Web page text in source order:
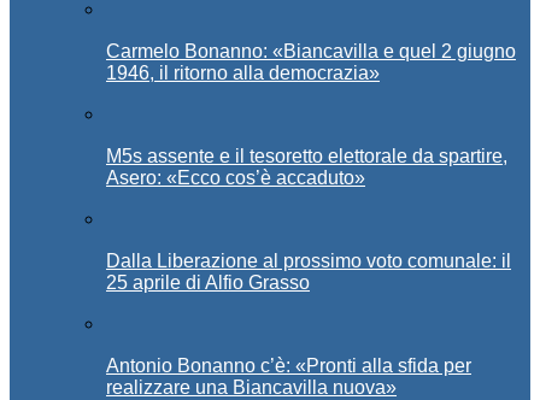
Carmelo Bonanno: «Biancavilla e quel 2 giugno
1946, il ritorno alla democrazia»
M5s assente e il tesoretto elettorale da spartire,
Asero: «Ecco cos’è accaduto»
Dalla Liberazione al prossimo voto comunale: il
25 aprile di Alfio Grasso
Antonio Bonanno c’è: «Pronti alla sfida per
realizzare una Biancavilla nuova»